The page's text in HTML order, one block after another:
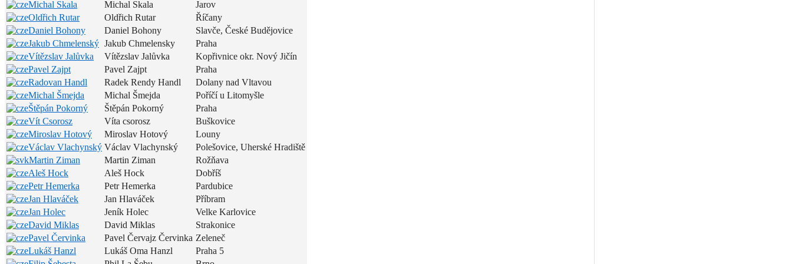
Michal Skala Michal Skala
Jarov
Oldřich Rutar
Oldřich Rutar
Říčany
Daniel Bohony
Daniel Bohony
Slavče, České Budějovice
Jakub Chmelenský Jakub Chmelensky
Praha
Vítězslav Jalůvka
Vítězslav Jalůvka
Kopřivnice okr. Nový Jičín
Pavel Zajpt
Pavel Zajpt
Praha
Radovan Handl
Radek Rendy Handl
Dolany nad Vltavou
Michal Šmejda
Michal Šmejda
Poříčí u Litomyšle
Štěpán Pokorný
Štěpán Pokorný
Praha
Vít Csorosz
Víta csorosz
Buškovice
Miroslav Hotový
Miroslav Hotový
Louny
Václav Vlachynský Václav Vlachynský
Polešovice, Uherské Hradiště
Martin Ziman
Martin Ziman
Rožňava
Aleš Hock
Aleš Hock
Dobříš
Petr Hemerka
Petr Hemerka
Pardubice
Jan Hlaváček
Jan Hlaváček
Příbram
Jan Holec
Jeník Holec
Velke Karlovice
David Miklas
David Miklas
Strakonice
Pavel Červinka
Pavel Červajz Červinka Zeleneč
Lukáš Hanzl
Lukáš Oma Hanzl
Praha 5